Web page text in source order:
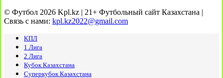
© Футбол 2026 Kpl.kz | 21+ Футбольный сайт Казахстана |
Связь с нами: kpl.kz2022@gmail.com
КПЛ
1 Лига
2 Лига
Кубок Казахстана
Суперкубок Казахстана